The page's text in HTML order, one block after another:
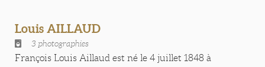
Louis AILLAUD
3 photographies
François Louis Aillaud est né le 4 juillet 1848 à